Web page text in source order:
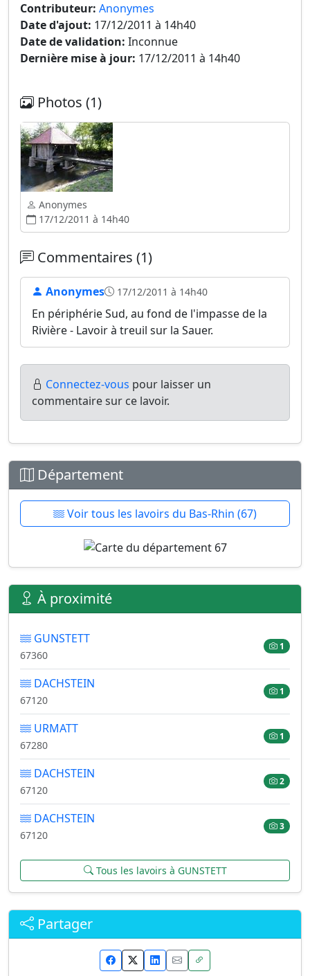
Contributeur: Anonymes
Date d'ajout: 17/12/2011 à 14h40
Date de validation: Inconnue
Dernière mise à jour: 17/12/2011 à 14h40
Photos (1)
Anonymes
17/12/2011 à 14h40
Commentaires (1)
Anonymes 17/12/2011 à 14h40
En périphérie Sud, au fond de l'impasse de la
Rivière - Lavoir à treuil sur la Sauer.
Connectez-vous pour laisser un
commentaire sur ce lavoir.
Département
Voir tous les lavoirs du Bas-Rhin (67)
À proximité
GUNSTETT
67360
1
DACHSTEIN
67120
1
URMATT
67280
1
DACHSTEIN
67120
2
DACHSTEIN
67120
3
Tous les lavoirs à GUNSTETT
Partager